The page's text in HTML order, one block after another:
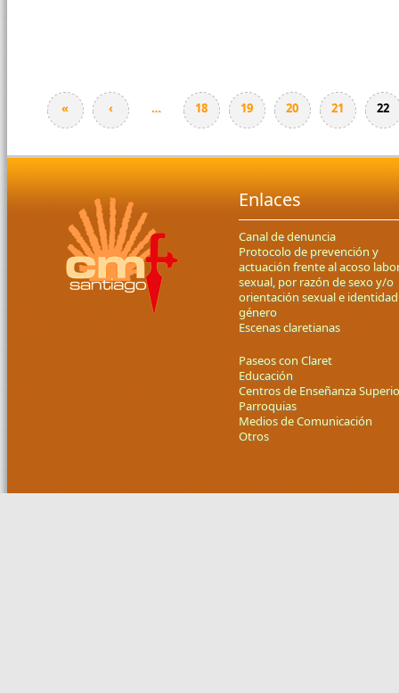
Páginas
« ‹ … 18 19 20 21 22
Enlaces
Canal de denuncia
Protocolo de prevención y
actuación frente al acoso
sexual, por razón de sexo y/o
orientación sexual e
género
Escenas claretianas
Paseos con Claret
Educación
Centros de Enseñanza
Parroquias
Medios de Comunicación
Otros